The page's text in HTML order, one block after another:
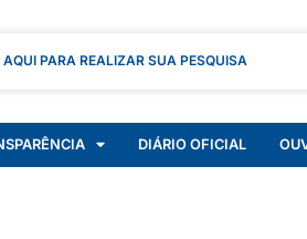
AQUI PARA REALIZAR SUA PESQUISA
DIÁRIO OFICIAL